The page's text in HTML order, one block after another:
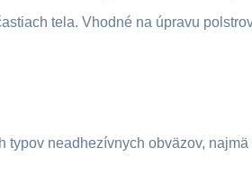
tela. Vhodné na úpravu
typov neadhezívnych obväzov,